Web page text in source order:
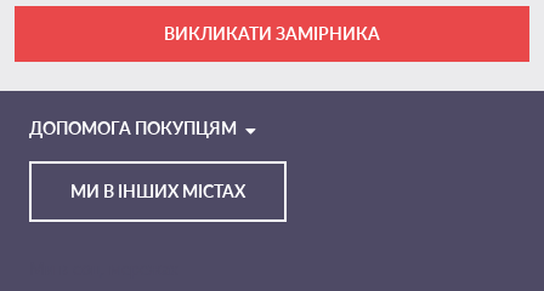
TELEGRAM
ВИКЛИКАТИ ЗАМІРНИКА
МИ В ІНШИХ МІСТАХ
ДОПОМОГА ПОКУПЦЯМ